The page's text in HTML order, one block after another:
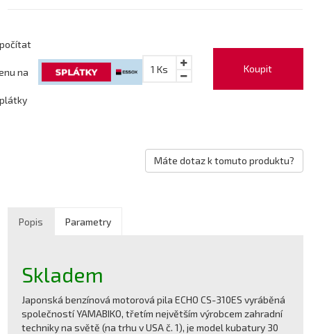
Koupit
1 Ks
na
Máte dotaz k tomuto produktu?
Popis Parametry
Skladem
Japonská benzínová motorová pila ECHO CS-310ES vyráběná
společností YAMABIKO, třetím největším výrobcem zahradní
techniky na světě (na trhu v USA č. 1), je model kubatury 30